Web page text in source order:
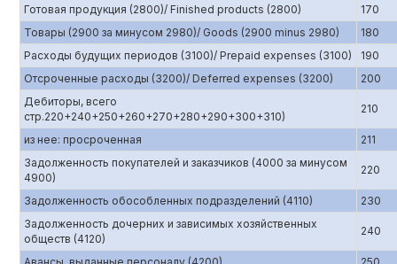
Готовая продукция (2800)/ Finished products (2800)
170
Товары (2900 за минусом 2980)/ Goods (2900 minus 2980)
180
Расходы будущих периодов (3100)/ Prepaid expenses (3100)
190
Отсроченные расходы (3200)/ Deferred expenses (3200)
200
Дебиторы, всего
стр.220+240+250+260+270+280+290+300+310)
210
из нее: просроченная
211
Задолженность покупателей и заказчиков (4000 за минусом
4900)
220
Задолженность обособленных подразделений (4110)
230
Задолженность дочерних и зависимых хозяйственных
обществ (4120)
240